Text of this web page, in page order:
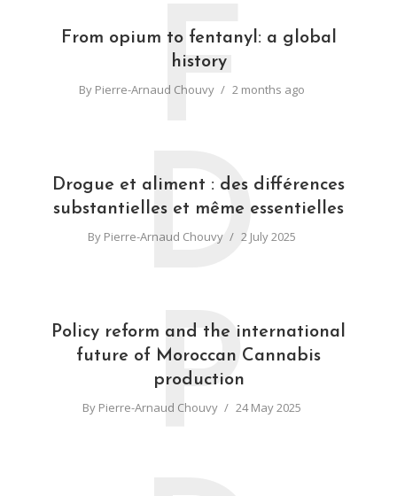
From opium to fentanyl: a global
history
By Pierre-Arnaud Chouvy 2 months ago
F
Drogue et aliment : des différences
substantielles et même essentielles
By Pierre-Arnaud Chouvy 2 July 2025
D
Policy reform and the international
future of Moroccan Cannabis
production
By Pierre-Arnaud Chouvy 24 May 2025
P